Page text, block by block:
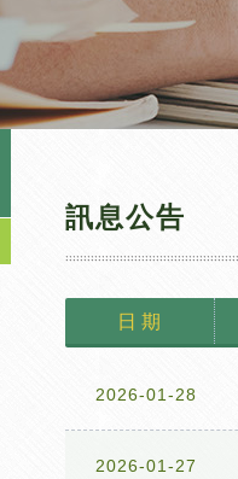
訊息公告
日 期
2026-01-28
2026-01-27